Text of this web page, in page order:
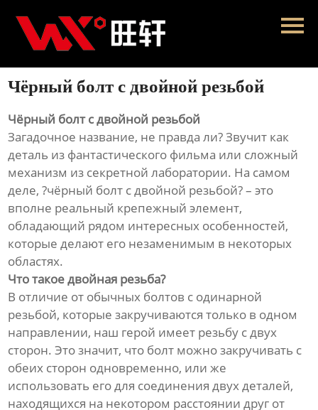
Главная
Продукция
Новости
О нас
Контакты
Чёрный болт с двойной резьбой
Чёрный болт с двойной резьбой
Загадочное название, не правда ли? Звучит как
деталь из фантастического фильма или сложный
механизм из секретной лаборатории. На самом
деле, ?чёрный болт с двойной резьбой? – это
вполне реальный крепежный элемент,
обладающий рядом интересных особенностей,
которые делают его незаменимым в некоторых
областях.
Что такое двойная резьба?
В отличие от обычных болтов с одинарной
резьбой, которые закручиваются только в одном
направлении, наш герой имеет резьбу с двух
сторон. Это значит, что болт можно закручивать с
обеих сторон одновременно, или же
использовать его для соединения двух деталей,
находящихся на некотором расстоянии друг от